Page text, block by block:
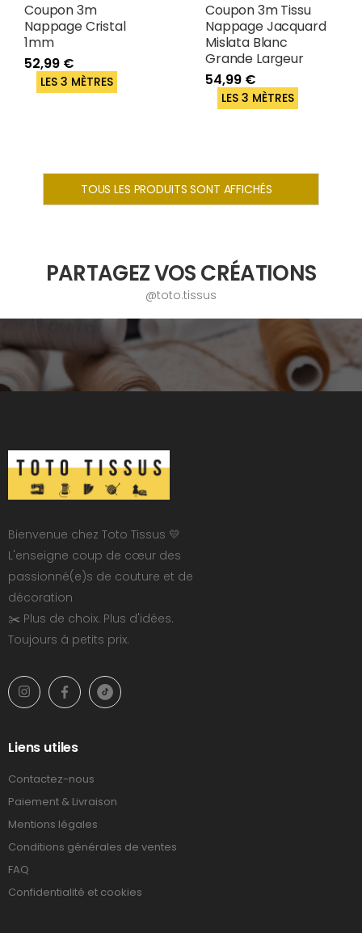
Coupon 3m
Nappage Cristal
1mm
52,99 €
LES 3 MÈTRES
Coupon 3m Tissu
Nappage Jacquard
Mislata Blanc
Grande Largeur
54,99 €
LES 3 MÈTRES
TOUS LES PRODUITS SONT AFFICHÉS
PARTAGEZ VOS CRÉATIONS
@toto.tissus
Bienvenue chez Toto Tissus 💛
L'enseigne coup de cœur des
passionné(e)s de couture et de
décoration
✂️ Plus de choix. Plus d'idées.
Toujours à petits prix.
Liens utiles
Contactez-nous
Paiement & Livraison
Mentions légales
Conditions générales de ventes
FAQ
Confidentialité et cookies